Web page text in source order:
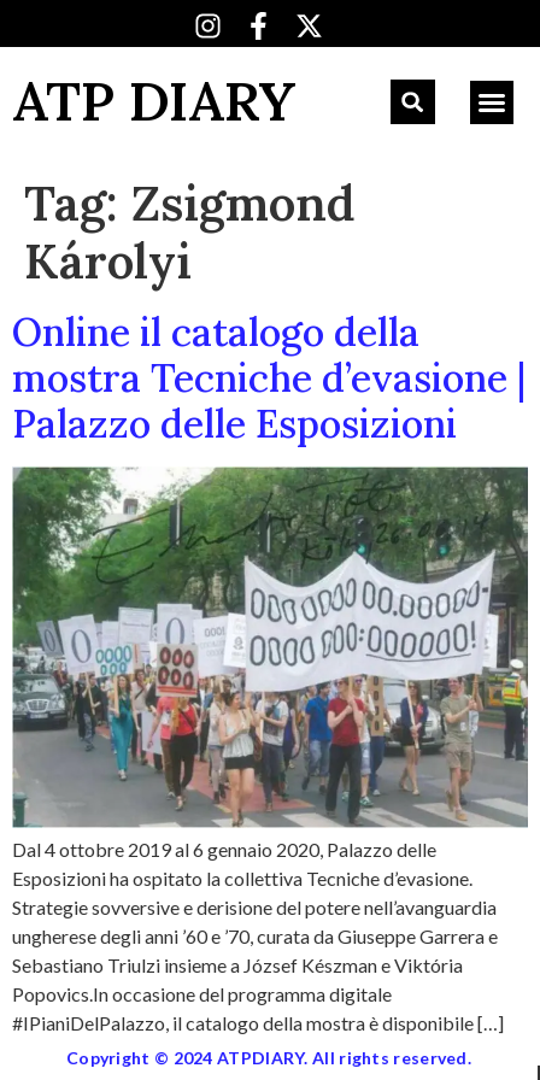
ATP DIARY
Tag: Zsigmond
Károlyi
Online il catalogo della
mostra Tecniche d’evasione |
Palazzo delle Esposizioni
Dal 4 ottobre 2019 al 6 gennaio 2020, Palazzo delle
Esposizioni ha ospitato la collettiva Tecniche d’evasione.
Strategie sovversive e derisione del potere nell’avanguardia
ungherese degli anni ’60 e ’70, curata da Giuseppe Garrera e
Sebastiano Triulzi insieme a József Készman e Viktória
Popovics.In occasione del programma digitale
#IPianiDelPalazzo, il catalogo della mostra è disponibile […]
Copyright © 2024 ATPDIARY. All rights reserved.